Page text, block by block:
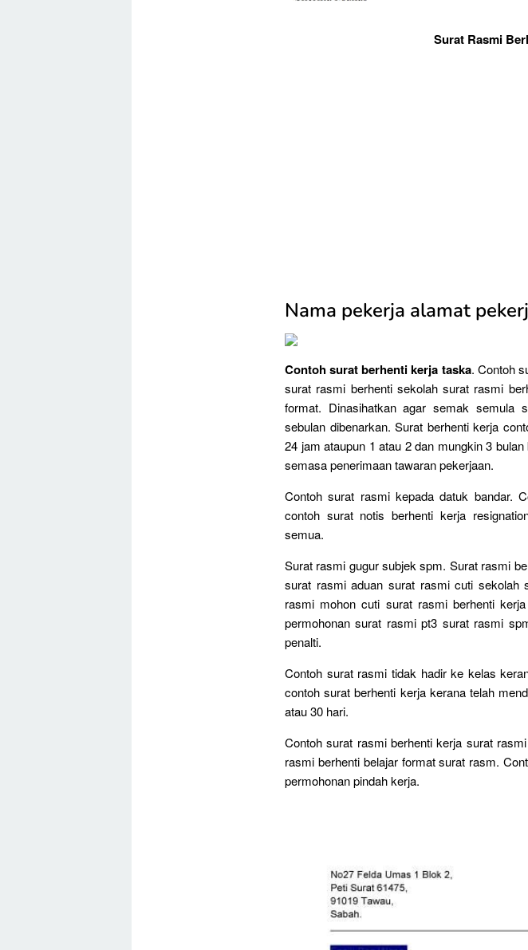
Surat Rasmi
Nama pekerja alamat
Contoh surat berhenti kerja taska. Contoh
surat rasmi berhenti sekolah surat rasmi
format. Dinasihatkan agar semak semula
sebulan dibenarkan. Surat berhenti kerja
24 jam ataupun 1 atau 2 dan mungkin 3
semasa penerimaan tawaran pekerjaan.
Contoh surat rasmi kepada datuk bandar.
contoh surat notis berhenti kerja
semua.
Surat rasmi gugur subjek spm. Surat rasmi
surat rasmi aduan surat rasmi cuti
rasmi mohon cuti surat rasmi berhenti
permohonan surat rasmi pt3 surat rasmi
penalti.
Contoh surat rasmi tidak hadir ke kelas
contoh surat berhenti kerja kerana telah
atau 30 hari.
Contoh surat rasmi berhenti kerja surat
rasmi berhenti belajar format surat rasm.
permohonan pindah kerja.